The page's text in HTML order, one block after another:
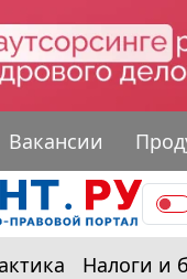
Вакансии
Налоги и